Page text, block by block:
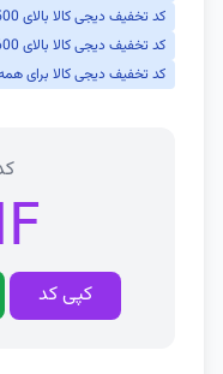
کد تخفیف دیجی کالا بالای 500 تومان
کد تخفیف دیجی کالا بالای 600 تومان
کد تخفیف دیجی کالا برای همه
کپی کد